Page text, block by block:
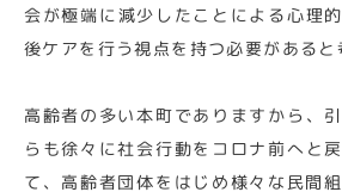
会が極端に減少したことによる心理
後ケアを行う視点を持つ必要があると
高齢者の多い本町でありますから、
らも徐々に社会行動をコロナ前へと
て、高齢者団体をはじめ様々な民間